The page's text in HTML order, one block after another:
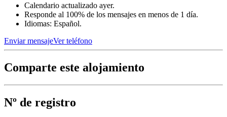
Calendario actualizado ayer.
Responde al 100% de los mensajes en menos de 1 día.
Idiomas: Español.
Enviar mensajeVer teléfono
Comparte este alojamiento
Nº de registro